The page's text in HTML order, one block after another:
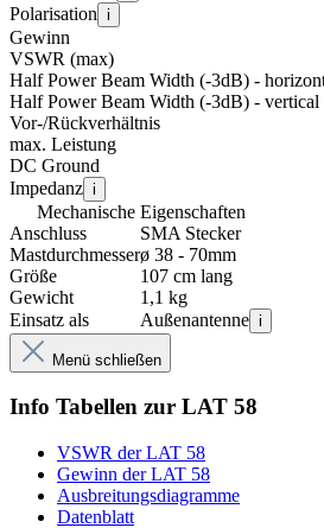
Polarisation i
Gewinn
VSWR (max)
Half Power Beam Width (-3dB) -
Half Power Beam Width (-3dB) - vertical
Vor-/Rückverhältnis
max. Leistung
DC Ground
Impedanz i
Mechanische Eigenschaften
Anschluss
SMA Stecker
Mastdurchmesserø 38 - 70mm
Größe
107 cm lang
Gewicht
1,1 kg
Einsatz als
Außenantenne i
Menü schließen
Info Tabellen zur LAT 58
VSWR der LAT 58
Gewinn der LAT 58
Ausbreitungsdiagramme
Datenblatt